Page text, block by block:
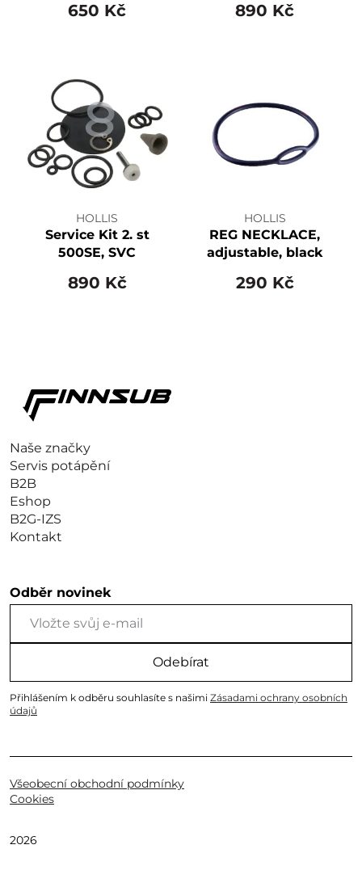
650 Kč 890 Kč
HOLLIS
Service Kit 2. st
500SE, SVC
890 Kč
HOLLIS
REG NECKLACE,
adjustable, black
290 Kč
Naše značky
Servis potápění
B2B
Eshop
B2G-IZS
Kontakt
Odběr novinek
Odebírat
Přihlášením k odběru souhlasíte s našimi Zásadami ochrany osobních
údajů
Všeobecní obchodní podmínky
Cookies
2026